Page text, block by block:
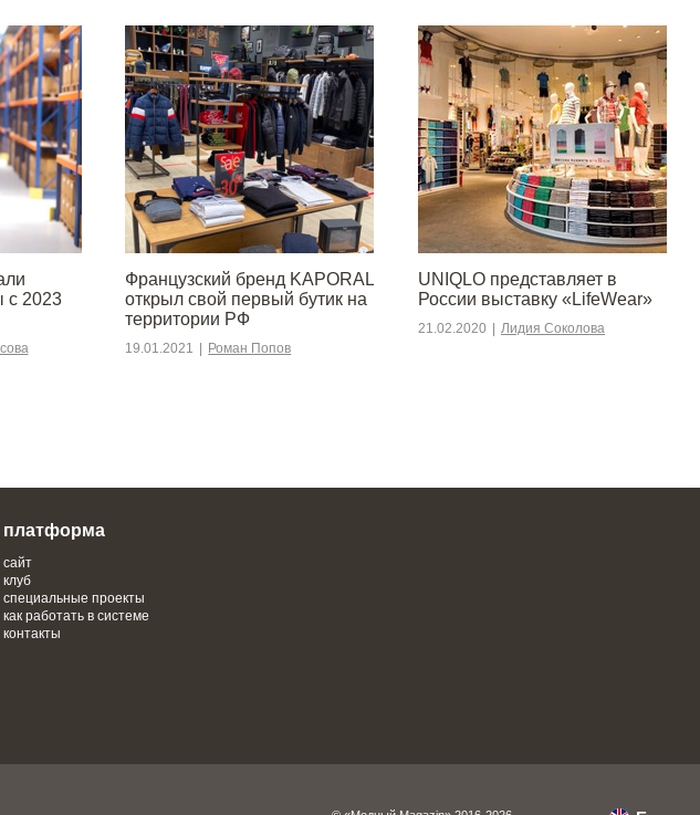
с 2023
Французский бренд KAPORAL
открыл свой первый бутик на
территории РФ
19.01.2021 Роман Попов
UNIQLO представляет в
России выставку «LifeWear»
21.02.2020 Лидия Соколова
платформа
сайт
клуб
специальные проекты
как работать в системе
контакты